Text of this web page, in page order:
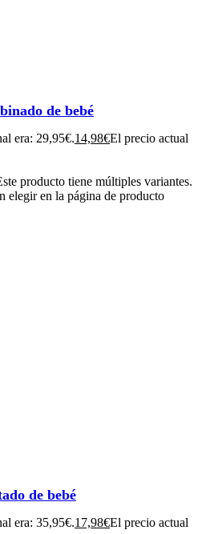
de bebé
era: 29,95€.14,98€El precio actual
producto tiene múltiples variantes.
elegir en la página de producto
de bebé
era: 35,95€.17,98€El precio actual